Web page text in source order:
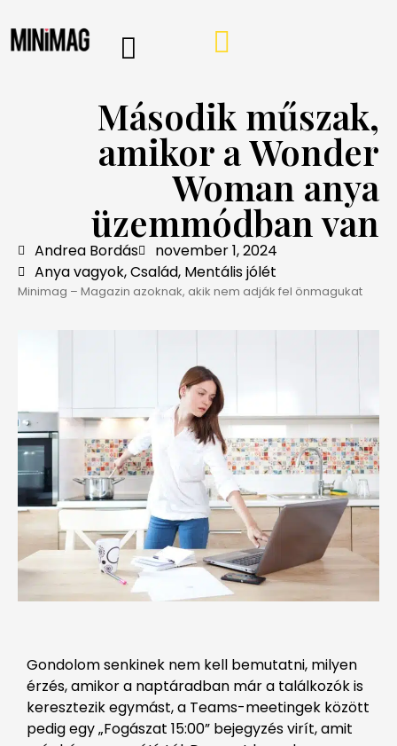
Második műszak,
amikor a Wonder
Woman anya
üzemmódban van
Andrea Bordás
november 1, 2024
Anya vagyok,Család, Mentális jólét
Minimag – Magazin azoknak, akik nem adják fel önmagukat
Gondolom senkinek nem kell bemutatni, milyen
érzés, amikor a naptáradban már a találkozók is
keresztezik egymást, a Teams-meetingek között
pedig egy „Fogászat 15:00” bejegyzés virít, amit